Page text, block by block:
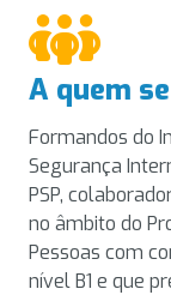
A quem
Formandos do
Segurança
PSP,
no âmbito do
Pessoas com
nível B1 e que